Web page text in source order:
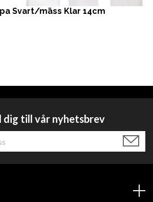
Svart/mäss Klar 14cm
dig till vår nyhetsbrev